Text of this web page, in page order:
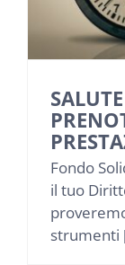
Fondo
il tuo
strumenti